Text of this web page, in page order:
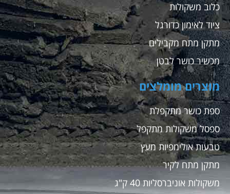
כלוב משקולות
ציוד לאימון כדורגל
מתקן מתח מקבילים
מכשיר כושר לבטן
מוצרים מומלצים
ספת כושר מתקפלת
ספסל משקולות מתקפל
טבעות אולימפיות מעץ
מתקן מתח לקיר
משקולות אוניברסליות 40 ק"ג